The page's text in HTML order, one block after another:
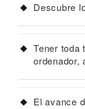
Descubre
Tener toda
ordenador,
El avance